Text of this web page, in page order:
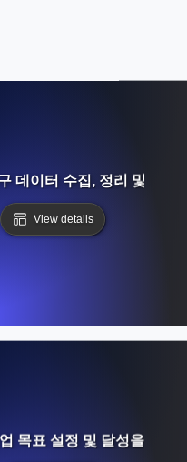
데이터 수집, 정리 및 종합
View details
목표 설정 및 달성을 위한